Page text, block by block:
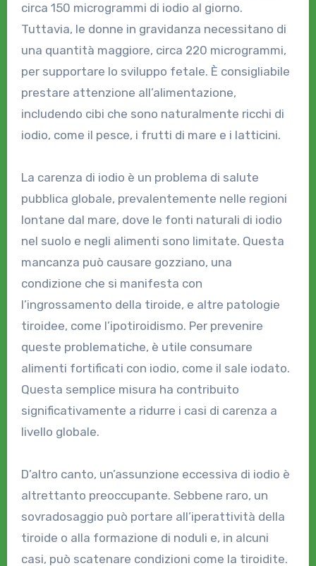
circa 150 microgrammi di iodio al giorno.
Tuttavia, le donne in gravidanza necessitano di
una quantità maggiore, circa 220 microgrammi,
per supportare lo sviluppo fetale. È consigliabile
prestare attenzione all’alimentazione,
includendo cibi che sono naturalmente ricchi di
iodio, come il pesce, i frutti di mare e i latticini.
La carenza di iodio è un problema di salute
pubblica globale, prevalentemente nelle regioni
lontane dal mare, dove le fonti naturali di iodio
nel suolo e negli alimenti sono limitate. Questa
mancanza può causare gozziano, una
condizione che si manifesta con
l’ingrossamento della tiroide, e altre patologie
tiroidee, come l’ipotiroidismo. Per prevenire
queste problematiche, è utile consumare
alimenti fortificati con iodio, come il sale iodato.
Questa semplice misura ha contribuito
significativamente a ridurre i casi di carenza a
livello globale.
D’altro canto, un’assunzione eccessiva di iodio è
altrettanto preoccupante. Sebbene raro, un
sovradosaggio può portare all’iperattività della
tiroide o alla formazione di noduli e, in alcuni
casi, può scatenare condizioni come la tiroidite.